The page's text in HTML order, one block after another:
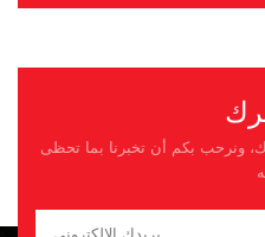
ونرحب بكم أن تخبرنا بما تحظى